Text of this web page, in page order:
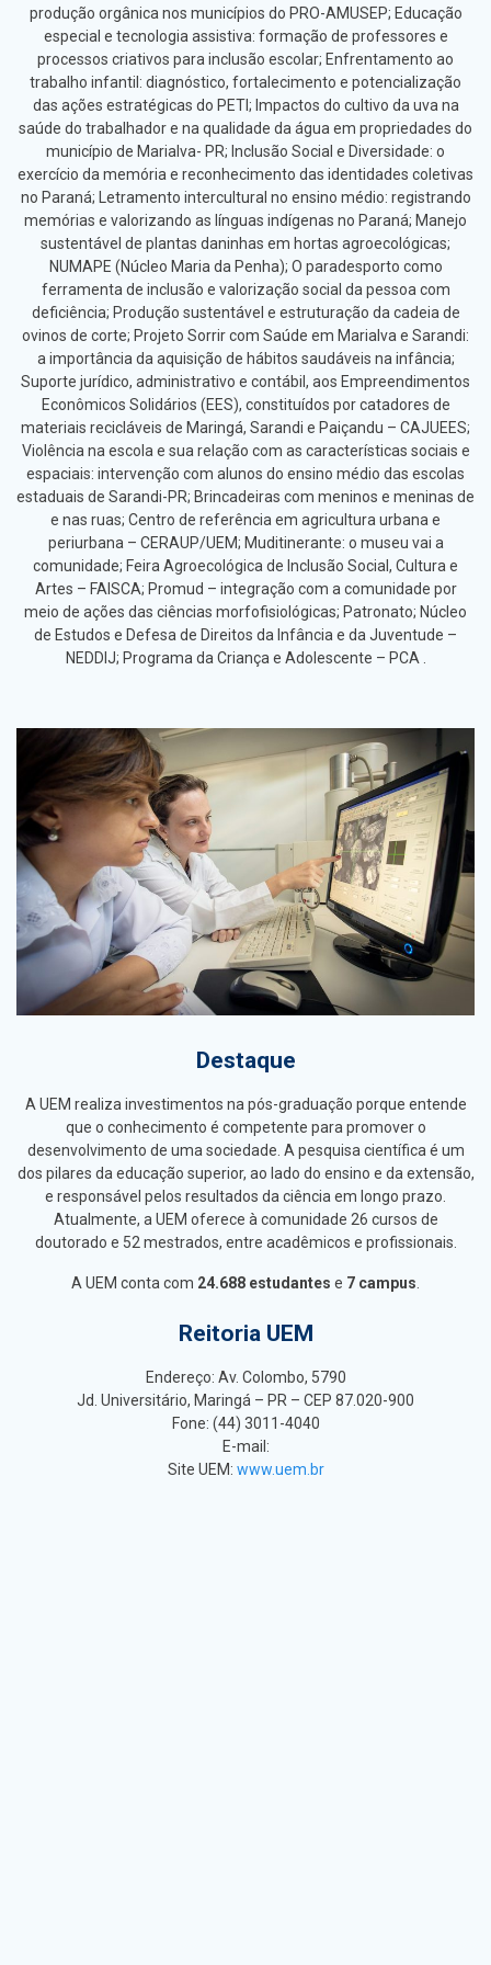
produção orgânica nos municípios do PRO-AMUSEP; Educação
especial e tecnologia assistiva: formação de professores e
processos criativos para inclusão escolar; Enfrentamento ao
trabalho infantil: diagnóstico, fortalecimento e potencialização
das ações estratégicas do PETI; Impactos do cultivo da uva na
saúde do trabalhador e na qualidade da água em propriedades do
município de Marialva- PR; Inclusão Social e Diversidade: o
exercício da memória e reconhecimento das identidades coletivas
no Paraná; Letramento intercultural no ensino médio: registrando
memórias e valorizando as línguas indígenas no Paraná; Manejo
sustentável de plantas daninhas em hortas agroecológicas;
NUMAPE (Núcleo Maria da Penha); O paradesporto como
ferramenta de inclusão e valorização social da pessoa com
deficiência; Produção sustentável e estruturação da cadeia de
ovinos de corte; Projeto Sorrir com Saúde em Marialva e Sarandi:
a importância da aquisição de hábitos saudáveis na infância;
Suporte jurídico, administrativo e contábil, aos Empreendimentos
Econômicos Solidários (EES), constituídos por catadores de
materiais recicláveis de Maringá, Sarandi e Paiçandu – CAJUEES;
Violência na escola e sua relação com as características sociais e
espaciais: intervenção com alunos do ensino médio das escolas
estaduais de Sarandi-PR; Brincadeiras com meninos e meninas de
e nas ruas; Centro de referência em agricultura urbana e
periurbana – CERAUP/UEM; Muditinerante: o museu vai a
comunidade; Feira Agroecológica de Inclusão Social, Cultura e
Artes – FAISCA; Promud – integração com a comunidade por
meio de ações das ciências morfofisiológicas; Patronato; Núcleo
de Estudos e Defesa de Direitos da Infância e da Juventude –
NEDDIJ; Programa da Criança e Adolescente – PCA .
Destaque
A UEM realiza investimentos na pós-graduação porque entende
que o conhecimento é competente para promover o
desenvolvimento de uma sociedade. A pesquisa científica é um
dos pilares da educação superior, ao lado do ensino e da extensão,
e responsável pelos resultados da ciência em longo prazo.
Atualmente, a UEM oferece à comunidade 26 cursos de
doutorado e 52 mestrados, entre acadêmicos e profissionais.
A UEM conta com 24.688 estudantes e 7 campus
Reitoria UEM
Endereço: Av. Colombo, 5790
Jd. Universitário, Maringá – PR – CEP 87.020-900
Fone: (44) 3011-4040
E-mail:
Site UEM: www.uem.br